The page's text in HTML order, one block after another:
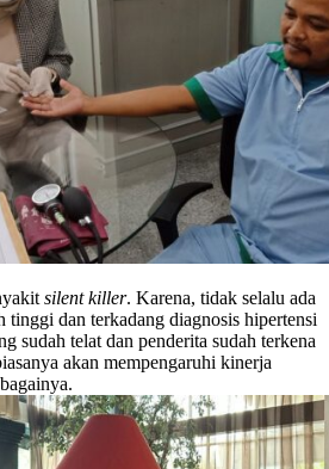
silent killer. Karena, tidak selalu ada
tinggi dan terkadang diagnosis hipertensi
sudah telat dan penderita sudah terkena
akan mempengaruhi kinerja